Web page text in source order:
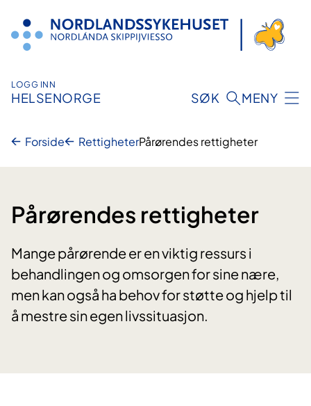
innhold
LOGG INN
HELSENORGE SØK MENY
Forside RettigheterPårørendes rettigheter
Pårørendes rettigheter
Mange pårørende er en viktig ressurs i
behandlingen og omsorgen for sine nære,
men kan også ha behov for støtte og hjelp til
å mestre sin egen livssituasjon.